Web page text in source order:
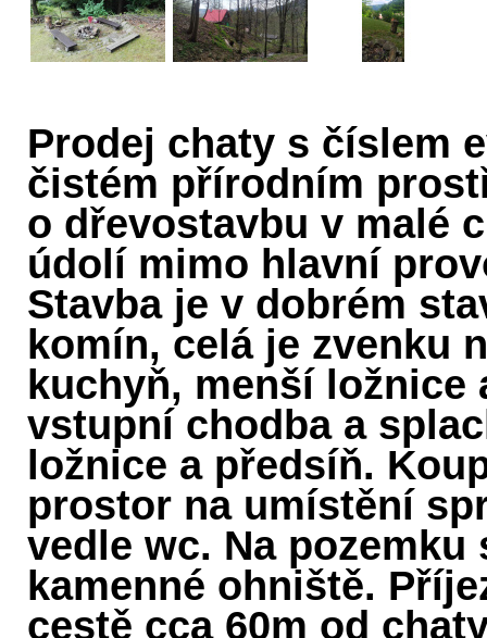
Prodej chaty s číslem
čistém přírodním
o dřevostavbu v malé
údolí mimo hlavní
Stavba je v dobrém
komín, celá je zvenku
kuchyň, menší
vstupní chodba a
ložnice a předsíň.
prostor na umístění
vedle wc. Na pozemku
kamenné ohniště.
cestě cca 60m od